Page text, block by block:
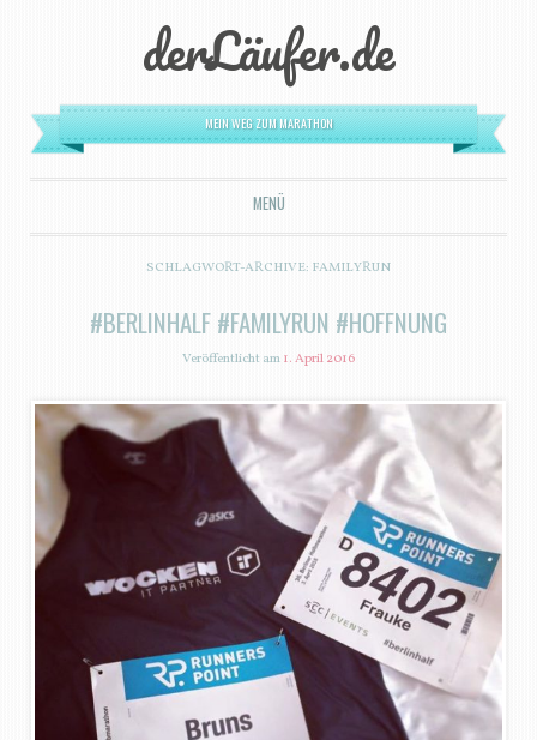
derLäufer.de
MEIN WEG ZUM MARATHON
MENÜ
ZUM INHALT SPRINGEN
SCHLAGWORT-ARCHIVE: FAMILYRUN
#BERLINHALF #FAMILYRUN #HOFFNUNG
Veröffentlicht am1. April 2016